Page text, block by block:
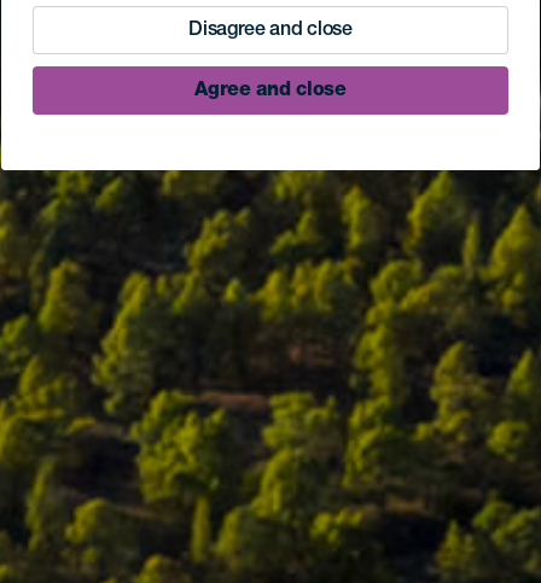
Disagree and close
Agree and close